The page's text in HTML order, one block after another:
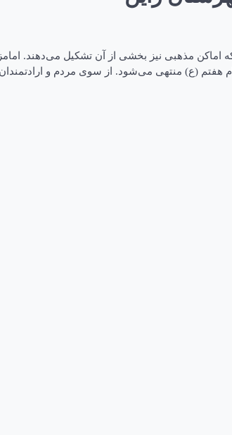
اماکن مذهبی نیز بخشی از آن تشکیل می‌دهند.
(ع) منتهی می‌شود. از سوی مردم و